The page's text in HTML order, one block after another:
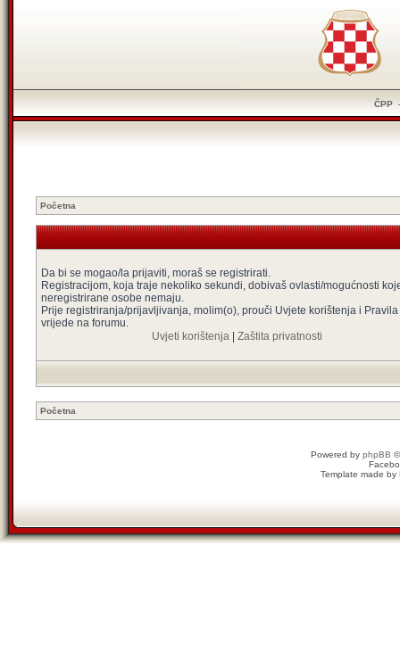
ČPP
Početna
Da bi se mogao/la prijaviti, moraš se registrirati.
Registracijom, koja traje nekoliko sekundi, dobivaš ovlasti/mogućnosti
neregistrirane osobe nemaju.
Prije registriranja/prijavljivanja, molim(o), prouči Uvjete korištenja i
vrijede na forumu.
Uvjeti korištenja| Zaštita privatnosti
Početna
Powered by phpBB
Template made by